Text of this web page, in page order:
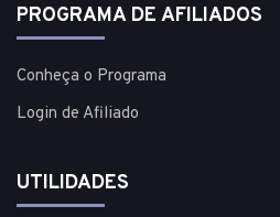
PROGRAMA DE AFILIADOS
Conheça o Programa
Login de Afiliado
UTILIDADES